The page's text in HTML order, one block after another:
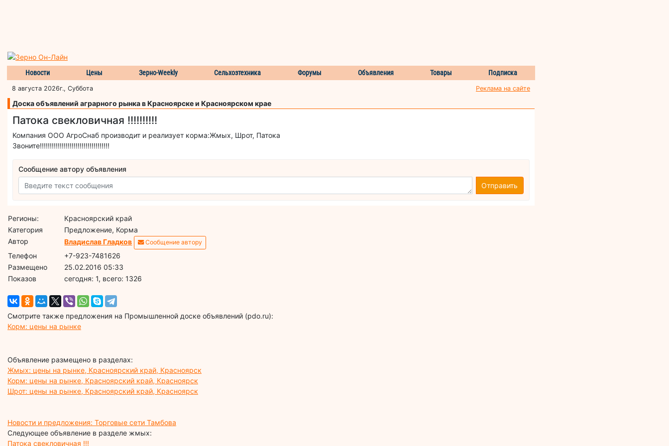
Новости Цены Зерно-Weekly Сельхозтехника Форумы Объявления Товары Подписка
8 августа 2026г., Суббота Реклама на сайте
Доска объявлений аграрного рынка в Красноярске и Красноярском крае
Патока свекловичная !!!!!!!!!!
Компания ООО АгроСнаб производит и реализует корма:Жмых, Шрот, Патока
Звоните!!!!!!!!!!!!!!!!!!!!!!!!!!!!!!!!!!!
Сообщение автору объявления
Отправить
Регионы:
Красноярский край
Категория
Предложение, Корма
Автор
Владислав Гладков Сообщение автору
Телефон
+7-923-7481626
Размещено
25.02.2016 05:33
Показов
cегодня: 1, всего: 1326
Смотрите также предложения на Промышленной доске объявлений (pdo.ru):
Корм: цены на рынке
Объявление размещено в разделах:
Жмых: цены на рынке, Красноярский край, Красноярск
Корм: цены на рынке, Красноярский край, Красноярск
Шрот: цены на рынке, Красноярский край, Красноярск
Новости и предложения: Торговые сети Тамбова
Следующее объявление в разделе жмых:
Патока свекловичная !!!